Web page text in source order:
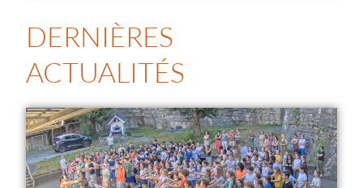
DERNIÈRES
ACTUALITÉS